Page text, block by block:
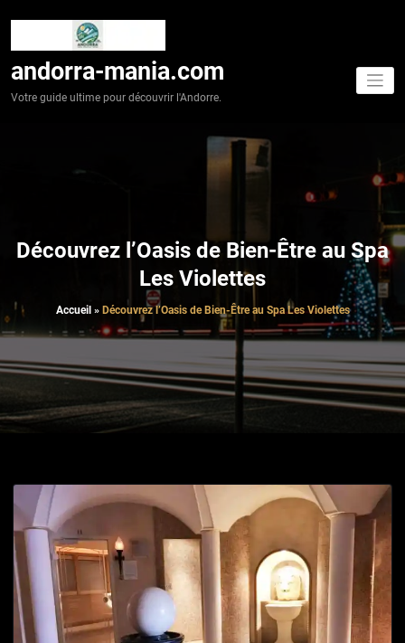
andorra-mania.com
Votre guide ultime pour découvrir l'Andorre.
Découvrez l’Oasis de Bien-Être au Spa
Les Violettes
Accueil » Découvrez l’Oasis de Bien-Être au Spa Les Violettes